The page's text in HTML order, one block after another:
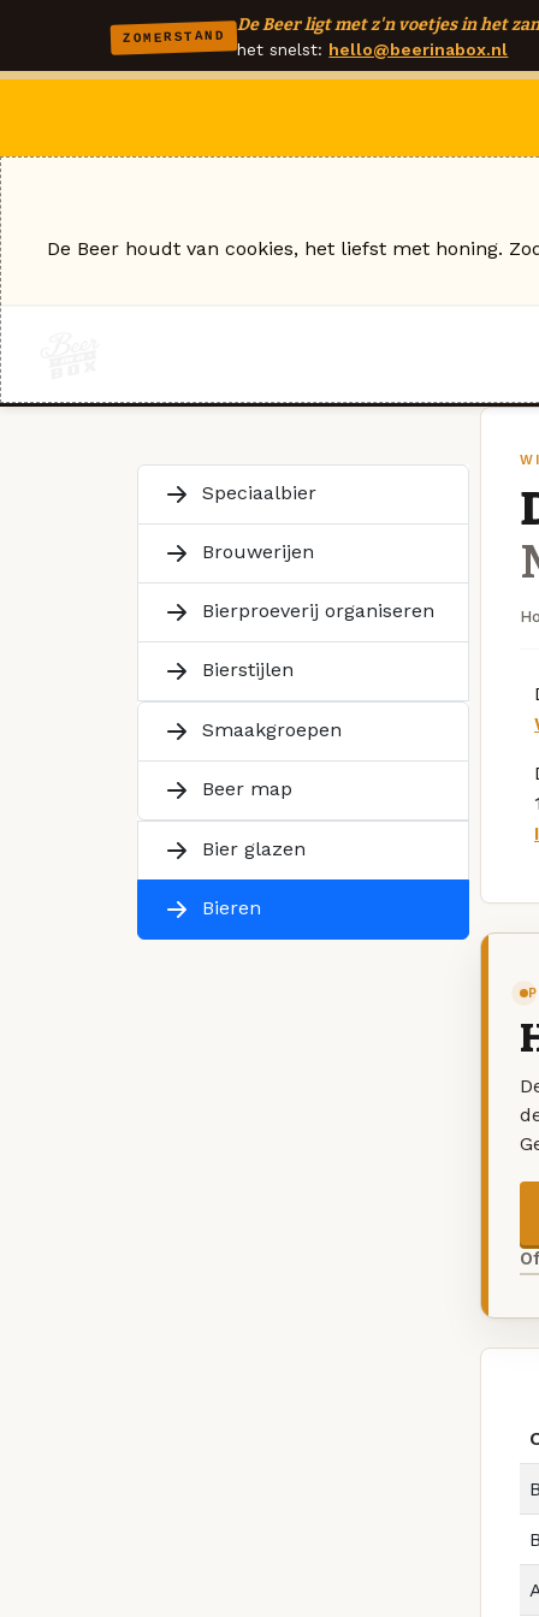
ZOMERSTAND
De Beer ligt met z'n voetjes in het
het snelst: hello@beerinabox.nl
Speciaalbier
Brouwerijen
Bierproeverij organiseren
Bierstijlen
Smaakgroepen
Beer map
Bier glazen
Bieren
De Beer houdt van cookies, het liefst met honing.